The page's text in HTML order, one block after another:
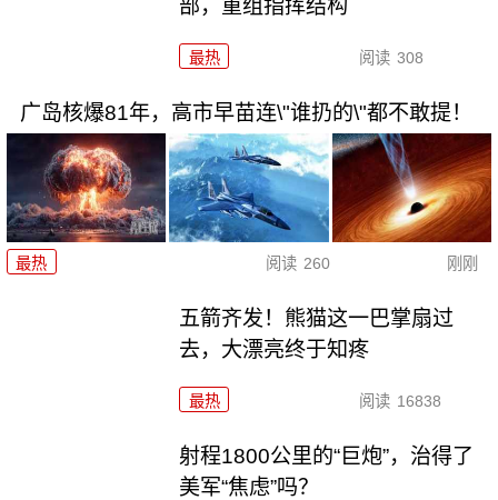
部，重组指挥结构
最热 阅读 308
广岛核爆81年，高市早苗连\"谁扔的\"都不敢提！
最热 阅读 260 刚刚
五箭齐发！熊猫这一巴掌扇过
去，大漂亮终于知疼
最热 阅读 16838
射程1800公里的“巨炮”，治得了
美军“焦虑”吗？